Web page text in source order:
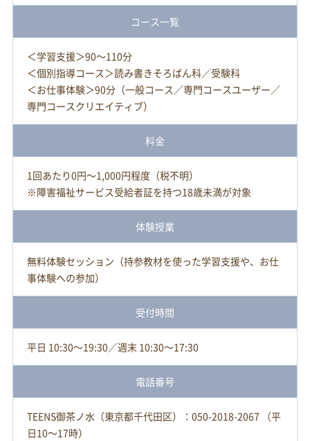
コース一覧
＜学習支援＞90～110分
＜個別指導コース＞読み書きそろばん科／受験科
＜お仕事体験＞90分（一般コース／専門コースユーザー／
専門コースクリエイティブ）
料金
1回あたり0円～1,000円程度（税不明）
※障害福祉サービス受給者証を持つ18歳未満が対象
体験授業
無料体験セッション（持参教材を使った学習支援や、お仕
事体験への参加）
受付時間
平日 10:30～19:30／週末 10:30～17:30
電話番号
TEENS御茶ノ水（東京都千代田区）：050-2018-2067 （平
日10～17時）